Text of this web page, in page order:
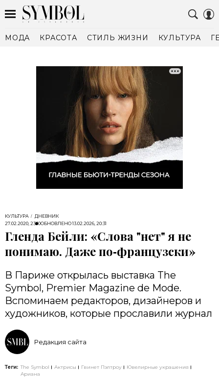
МОДА КРАСОТА СТИЛЬ ЖИЗНИ КУЛЬТУРА
КУЛЬТУРА
ДНЕВНИК
27.02.2020, 23:10ОБНОВЛЕНО13.02.2026, 20:31
Гленда Бейли: «Слова "нет" я не
понимаю. Даже по‑французски»
В Париже открылась выставка The
Symbol, Premier Magazine de Mode.
Вспоминаем редакторов, дизайнеров и
художников, которые прославили журнал
Редакция сайта
Теги: The Symbol Актрисы Гвинет Пэлтроу
Ювелирные украшения
Ариана